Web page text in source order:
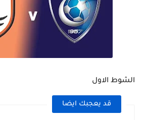
الشوط الاول
قد يعجبك ايضا